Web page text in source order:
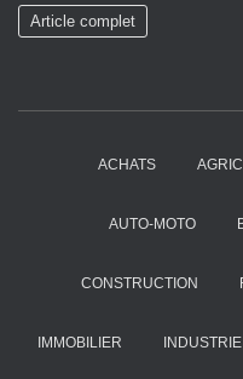
Article complet
ACHATS
AUTO-MOTO
CONSTRUCTION
IMMOBILIER INDUSTRIE